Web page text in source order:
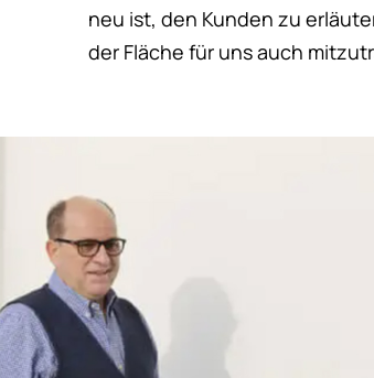
neu ist, den Kunden zu
der Fläche für uns auch